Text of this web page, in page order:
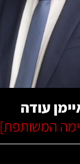
קרא עוד
עודה
המשותפת]